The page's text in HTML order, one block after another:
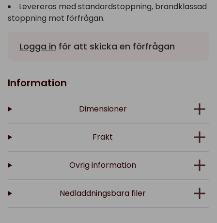
Levereras med standardstoppning, brandklassad
stoppning mot förfrågan.
Logga in för att skicka en förfrågan
Information
Dimensioner
Frakt
Övrig information
Nedladdningsbara filer